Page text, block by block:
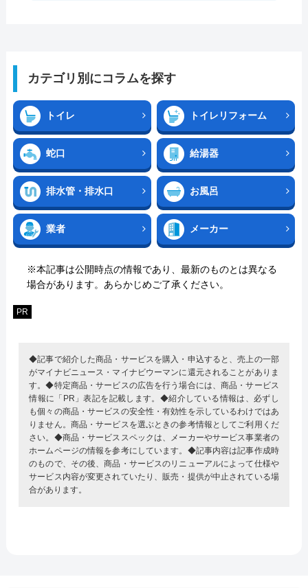
カテゴリ別にコラムを探す
トイレ トイレリフォーム
蛇口 給湯器
排水管・排水口 お風呂
業者 メーカー
※本記事は公開時点の情報であり、最新のものとは異なる
場合があります。あらかじめご了承ください。
PR
◆記事で紹介した商品・サービスを購入・申込すると、売上の一部
がマイナビニュース・マイナビウーマンに還元されることがありま
す。◆特定商品・サービスの広告を行う場合には、商品・サービス
情報に「PR」表記を記載します。◆紹介している情報は、必ずし
も個々の商品・サービスの安全性・有効性を示しているわけではあ
りません。商品・サービスを選ぶときの参考情報としてご利用くだ
さい。◆商品・サービススペックは、メーカーやサービス事業者の
ホームページの情報を参考にしています。◆記事内容は記事作成時
のもので、その後、商品・サービスのリニューアルによって仕様や
サービス内容が変更されていたり、販売・提供が中止されている場
合があります。